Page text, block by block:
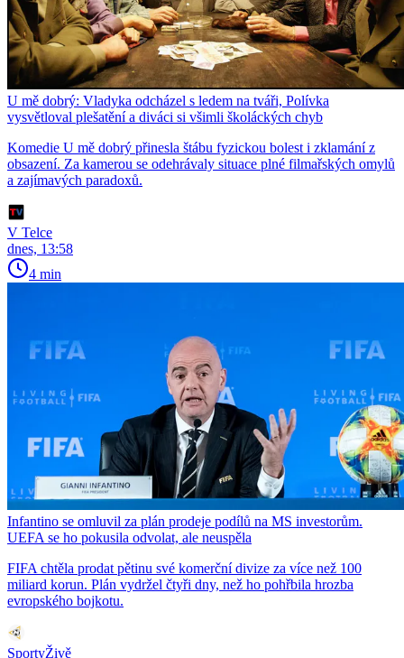
U mě dobrý: Vladyka odcházel s ledem na tváři, Polívka
vysvětloval plešatění a diváci si všimli školáckých chyb
Komedie U mě dobrý přinesla štábu fyzickou bolest i zklamání z
obsazení. Za kamerou se odehrávaly situace plné filmařských omylů
a zajímavých paradoxů.
V Telce
dnes, 13:58
4 min
Infantino se omluvil za plán prodeje podílů na MS investorům.
UEFA se ho pokusila odvolat, ale neuspěla
FIFA chtěla prodat pětinu své komerční divize za více než 100
miliard korun. Plán vydržel čtyři dny, než ho pohřbila hrozba
evropského bojkotu.
SportyŽivě